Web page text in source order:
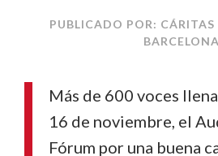
PUBLICADO POR:
BARCELONA
Más de 600 voces
16 de noviembre, el
Fórum por una buena